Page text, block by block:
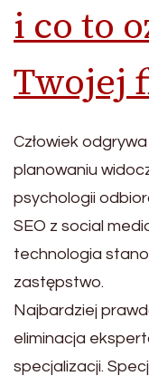
i co to
Twojej
Człowiek
planowaniu
psychologii
SEO z social
technologia
zastępstwo.
Najbardziej
eliminacja
specjalizacji.